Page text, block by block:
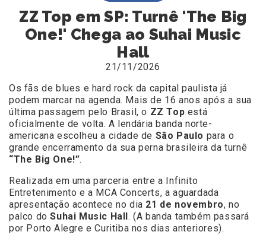
ZZ Top em SP: Turnê 'The Big
One!' Chega ao Suhai Music
Hall
21/11/2026
Os fãs de blues e hard rock da capital paulista já
podem marcar na agenda. Mais de 16 anos após a sua
última passagem pelo Brasil, o ZZ Top está
oficialmente de volta. A lendária banda norte-
americana escolheu a cidade de São Paulo para o
grande encerramento da sua perna brasileira da turnê
“The Big One!”.
Realizada em uma parceria entre a Infinito
Entretenimento e a MCA Concerts, a aguardada
apresentação acontece no dia 21 de novembro, no
palco doSuhai Music Hall. (A banda também passará
por Porto Alegre e Curitiba nos dias anteriores).